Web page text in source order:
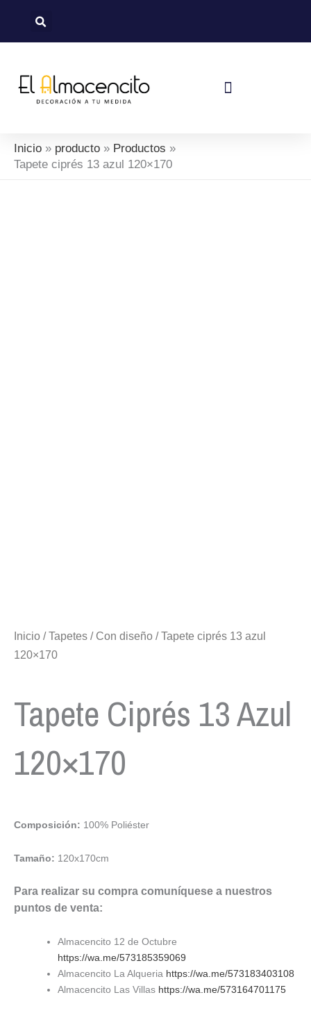
Inicio producto
Productos
Tapete ciprés 13 azul 120×170
Inicio /Tapetes / Con diseño / Tapete ciprés 13 azul
120×170
Tapete Ciprés 13 Azul
120×170
Composición: 100% Poliéster
Tamaño: 120x170cm
Para realizar su compra comuníquese a nuestros
puntos de venta:
Almacencito 12 de Octubre
https://wa.me/573185359069
Almacencito La Alqueria https://wa.me/573183403108
Almacencito Las Villas https://wa.me/573164701175